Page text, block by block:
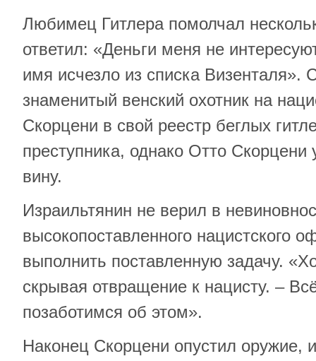
Любимец Гитлера помолчал
ответил: «Деньги меня не
имя исчезло из списка Визенталя».
знаменитый венский охотник на
Скорцени в свой реестр беглых
преступника, однако Отто
вину.
Израильтянин не верил в
высокопоставленного нацистского
выполнить поставленную задачу.
скрывая отвращение к нацисту. –
позаботимся об этом».
Наконец Скорцени опустил оружие,